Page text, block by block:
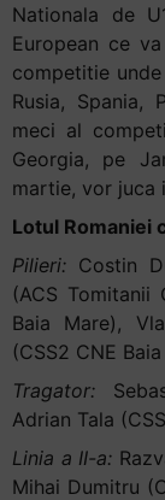
help
you
navigate
and
interact
with
the
content.
Nationala de
European ce
competitie
Rusia, Spania,
meci al
Georgia, pe
martie, vor juca
Lotul Romaniei
Pilieri: Costin
(ACS Tomitanii
Baia Mare),
(CSS2 CNE
Tragator:
Adrian Tala
Linia a II-a:
Mihai Dumitru